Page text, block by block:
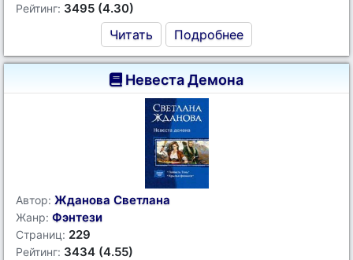
Рейтинг: 3495 (4.30)
Читать Подробнее
Невеста Демона
Автор: Жданова Светлана
Жанр: Фэнтези
Страниц: 229
Рейтинг: 3434 (4.55)